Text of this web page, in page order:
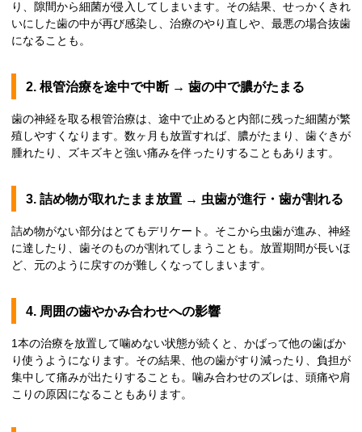
り、隙間から細菌が侵入してしまいます。その結果、せっかくきれ
いにした歯の中が再び感染し、治療のやり直しや、最悪の場合抜歯
になることも。
2. 根管治療を途中で中断 → 歯の中で膿がたまる
歯の神経を取る根管治療は、途中で止めると内部に残った細菌が繁
殖しやすくなります。数ヶ月も放置すれば、膿がたまり、歯ぐきが
腫れたり、ズキズキと強い痛みを伴ったりすることもあります。
3. 詰め物が取れたまま放置 → 虫歯が進行・歯が割れる
詰め物がない部分はとてもデリケート。そこから虫歯が進み、神経
に達したり、歯そのものが割れてしまうことも。放置期間が長いほ
ど、元のように戻すのが難しくなってしまいます。
4. 周囲の歯やかみ合わせへの影響
1本の治療を放置して噛めない状態が続くと、かばって他の歯ばか
り使うようになります。その結果、他の歯がすり減ったり、負担が
集中して痛みが出たりすることも。噛み合わせのズレは、頭痛や肩
こりの原因になることもあります。